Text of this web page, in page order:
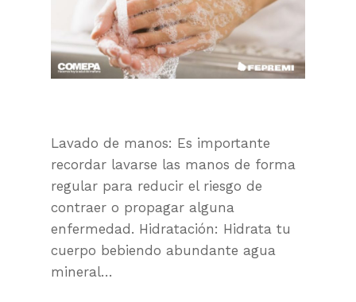
Lavado de manos: Es importante
recordar lavarse las manos de forma
regular para reducir el riesgo de
contraer o propagar alguna
enfermedad. Hidratación: Hidrata tu
cuerpo bebiendo abundante agua
mineral…